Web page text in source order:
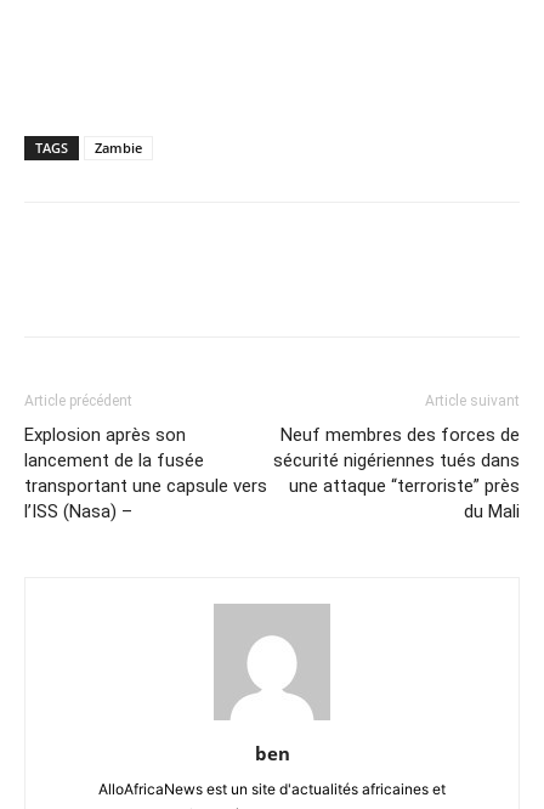
TAGS Zambie
Article précédent
Explosion après son
lancement de la fusée
transportant une capsule vers
l’ISS (Nasa) –
Article suivant
Neuf membres des forces de
sécurité nigériennes tués dans
une attaque “terroriste” près
du Mali
ben
AlloAfricaNews est un site d'actualités africaines et